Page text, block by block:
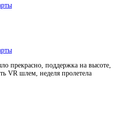
прекрасно, поддержка на высоте,
VR шлем, неделя пролетела